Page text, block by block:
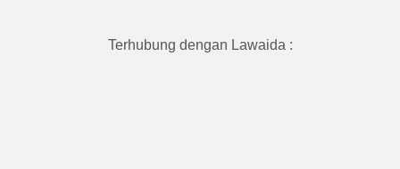
Terhubung dengan Lawaida :